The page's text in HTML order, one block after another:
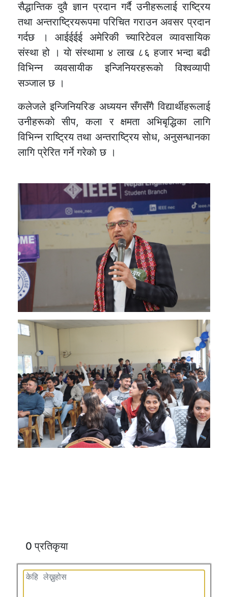
सैद्धान्तिक दुवै ज्ञान प्रदान गर्दै उनीहरूलाई राष्ट्रिय
तथा अन्तराष्ट्रियरूपमा परिचित गराउन अवसर प्रदान
गर्दछ । आईईईई अमेरिकी च्यारिटेवल व्यावसायिक
संस्था हो । याे संस्थामा ४ लाख ८६ हजार भन्दा बढी
विभिन्न व्यवसायीक इन्जिनियरहरूकाे विश्वव्यापी
सञ्जाल छ ।
कलेजले इन्जिनियरिङ अध्ययन सँगसँगै विद्यार्थीहरूलाई
उनीहरूकाे सीप, कला र क्षमता अभिबृद्धिका लागि
विभिन्न राष्ट्रिय तथा अन्तराष्ट्रिय साेध, अनुसन्धानका
लागि प्रेरित गर्ने गरेकाे छ ।
0 प्रतिकृया